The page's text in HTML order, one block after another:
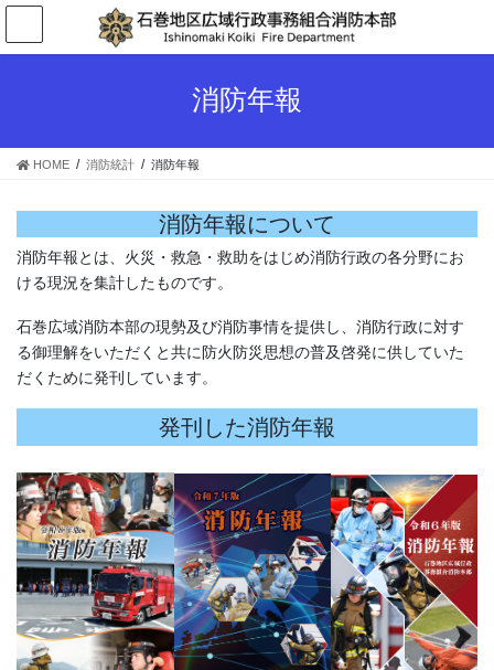
コ
テ
ス
ナ
ゲ
ン
消防年報
HOME 消防統計 消防年報
消防年報について
消防年報とは、火災・救急・救助をはじめ消防行政の各分野にお
ける現況を集計したものです。
石巻広域消防本部の現勢及び消防事情を提供し、消防行政に対す
る御理解をいただくと共に防火防災思想の普及啓発に供していた
だくために発刊しています。
発刊した消防年報